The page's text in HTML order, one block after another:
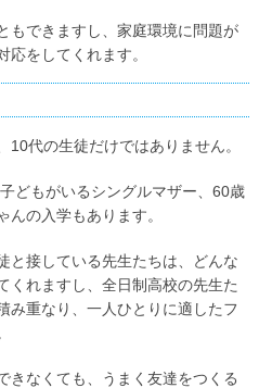
もできますし、家庭環境に問題が
応をしてくれます。
代の生徒だけではありません。
どもがいるシングルマザー、60歳
の入学もあります。
と接している先生たちは、どんな
くれますし、全日制高校の先生た
み重なり、一人ひとりに適したフ
きなくても、うまく友達をつくる